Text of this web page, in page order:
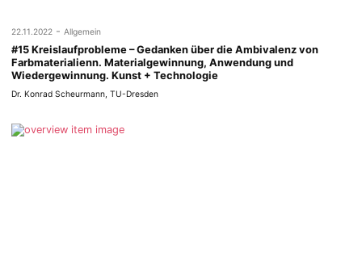
22.11.2022 - Allgemein
#15 Kreislaufprobleme – Gedanken über die Ambivalenz von
Farbmaterialienn. Materialgewinnung, Anwendung und
Wiedergewinnung. Kunst + Technologie
Dr. Konrad Scheurmann, TU-Dresden